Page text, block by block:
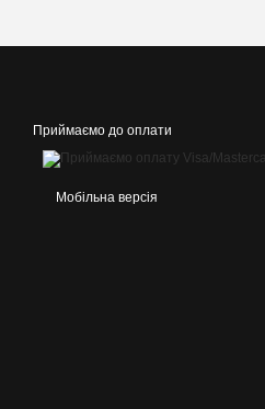
Приймаємо до оплати
Мобільна версія